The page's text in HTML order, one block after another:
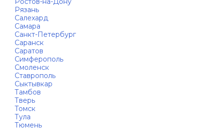
Рязань
Салехард
Самара
Санкт-Петербург
Саранск
Саратов
Симферополь
Смоленск
Ставрополь
Сыктывкар
Тамбов
Тверь
Томск
Тула
Тюмень